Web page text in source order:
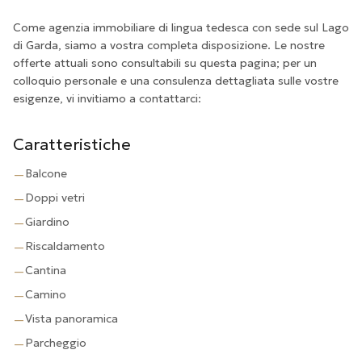
Come agenzia immobiliare di lingua tedesca con sede sul Lago
di Garda, siamo a vostra completa disposizione. Le nostre
offerte attuali sono consultabili su questa pagina; per un
colloquio personale e una consulenza dettagliata sulle vostre
esigenze, vi invitiamo a contattarci:
Caratteristiche
—Balcone
—Doppi vetri
—Giardino
—Riscaldamento
—Cantina
—Camino
—Vista panoramica
—Parcheggio